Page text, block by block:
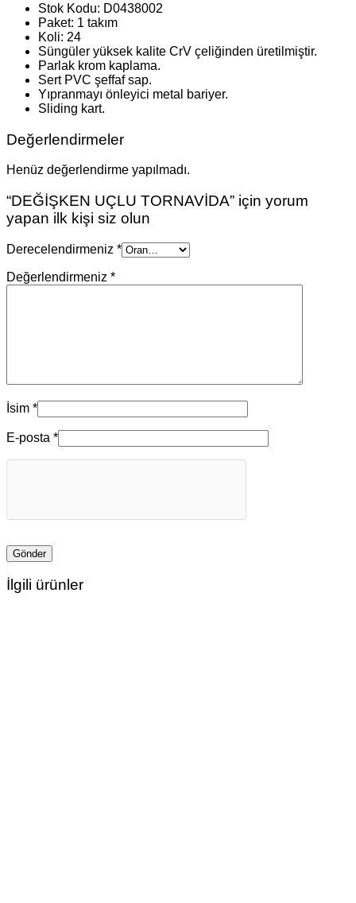
Stok Kodu: D0438002
Paket: 1 takım
Koli: 24
Süngüler yüksek kalite CrV çeliğinden üretilmiştir.
Parlak krom kaplama.
Sert PVC şeffaf sap.
Yıpranmayı önleyici metal bariyer.
Sliding kart.
Değerlendirmeler
Henüz değerlendirme yapılmadı.
“DEĞİŞKEN UÇLU TORNAVİDA” için yorum
yapan ilk kişi siz olun
Derecelendirmeniz *
Değerlendirmeniz *
İsim *
E-posta *
İlgili ürünler